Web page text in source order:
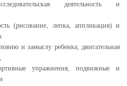
деятельность и
(рисование, лепка, аппликация) и
и замыслу ребенка; двигательная
упражнения, подвижные и